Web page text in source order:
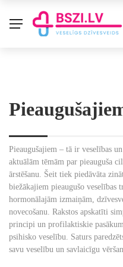
Pieaugušajiem – tā ir veselības
aktuālām tēmām par pieauguša
ārstēšanu. Šeit tiek piedāvāta
biežākajiem pieaugušo
hormonālajām izmaiņām,
novecošanu. Rakstos apskatīti
principi un profilaktiskie
psihisko veselību. Saturs
savu veselību un savlaicīgu